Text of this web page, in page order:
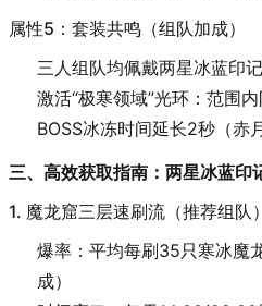
属性5：套装共鸣（组队加成）
三人组队均佩戴两星冰蓝印记
激活“极寒领域”光环：范围
BOSS冰冻时间延长2秒（赤
三、高效获取指南：两星冰蓝印
1. 魔龙窟三层速刷流（推荐组队）
爆率：平均每刷35只寒冰魔
成）